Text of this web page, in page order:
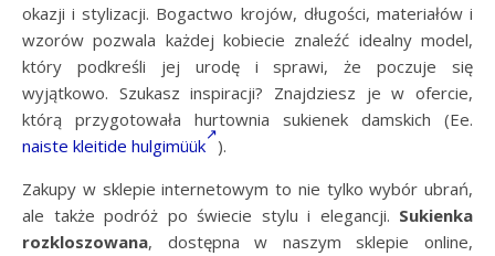
okazji i stylizacji. Bogactwo krojów, długości, materiałów i
wzorów pozwala każdej kobiecie znaleźć idealny model,
który podkreśli jej urodę i sprawi, że poczuje się
wyjątkowo. Szukasz inspiracji? Znajdziesz je w ofercie,
którą przygotowała hurtownia sukienek damskich (Ee.
naiste kleitide hulgimüük ).
Zakupy w sklepie internetowym to nie tylko wybór ubrań,
ale także podróż po świecie stylu i elegancji. Sukienka
rozkloszowana, dostępna w naszym sklepie online,